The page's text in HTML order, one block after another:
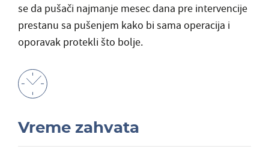
se da pušači najmanje mesec dana pre intervencije
prestanu sa pušenjem kako bi sama operacija i
oporavak protekli što bolje.
Vreme zahvata